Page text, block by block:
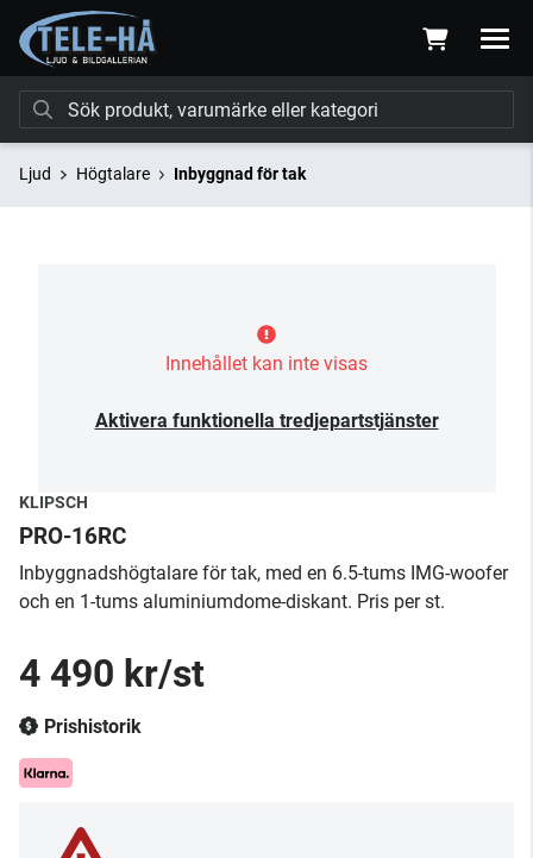
Ljud Högtalare Inbyggnad för tak
Innehållet kan inte visas
Aktivera funktionella tredjepartstjänster
KLIPSCH
PRO-16RC
Inbyggnadshögtalare för tak, med en 6.5-tums IMG-woofer
och en 1-tums aluminiumdome-diskant. Pris per st.
4 490 kr/st
Prishistorik